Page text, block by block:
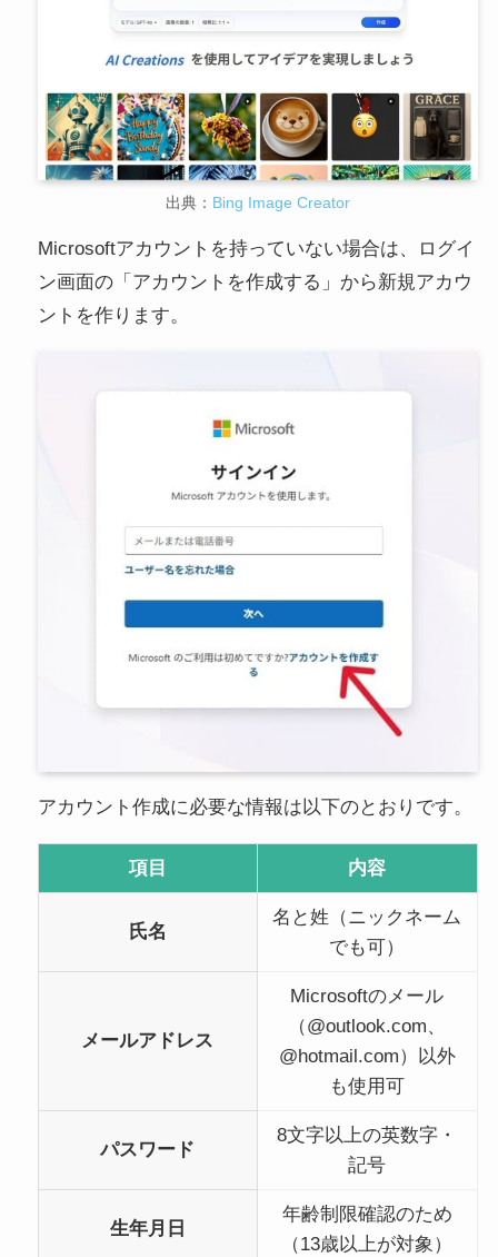
出典： Bing Image Creator
Microsoftアカウントを持っていない場合は、ログイ
ン画面の「アカウントを作成する」から新規アカウ
ントを作ります。
アカウント作成に必要な情報は以下のとおりです。
項目 内容
氏名
名と姓（ニックネーム
でも可）
メールアドレス
Microsoftのメール
（@outlook.com、
@hotmail.com）以外
も使用可
パスワード
8文字以上の英数字・
記号
生年月日
年齢制限確認のため
（13歳以上が対象）